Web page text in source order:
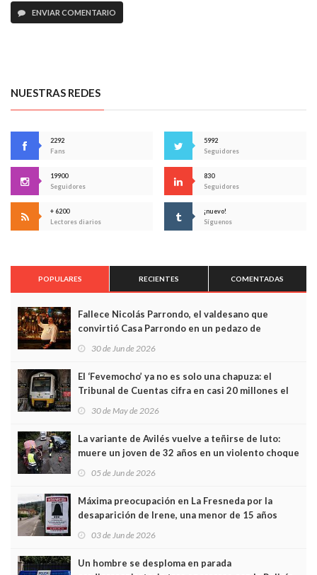
ENVIAR COMENTARIO
NUESTRAS REDES
2292
Fans
5992
Seguidores
19900
Seguidores
830
Seguidores
+ 6200
Lectores diarios
¡nuevo!
Síguenos
POPULARES RECIENTES COMENTADAS
Fallece Nicolás Parrondo, el valdesano que
convirtió Casa Parrondo en un pedazo de
30 de Jun de 2026
El ‘Fevemocho’ ya no es solo una chapuza: el
Tribunal de Cuentas cifra en casi 20 millones el
30 de May de 2026
La variante de Avilés vuelve a teñirse de luto:
muere un joven de 32 años en un violento choque
05 de Jun de 2026
Máxima preocupación en La Fresneda por la
desaparición de Irene, una menor de 15 años
03 de Jun de 2026
Un hombre se desploma en parada